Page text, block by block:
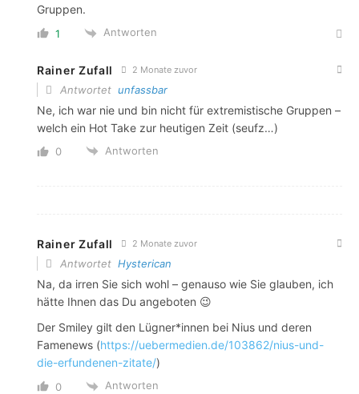
Gruppen.
1 Antworten
Rainer Zufall 2 Monate zuvor
Antwortet unfassbar
Ne, ich war nie und bin nicht für extremistische Gruppen –
welch ein Hot Take zur heutigen Zeit (seufz…)
0 Antworten
Rainer Zufall 2 Monate zuvor
Antwortet Hysterican
Na, da irren Sie sich wohl – genauso wie Sie glauben, ich
hätte Ihnen das Du angeboten 😉
Der Smiley gilt den Lügner*innen bei Nius und deren
Famenews (https://uebermedien.de/103862/nius-und-
die-erfundenen-zitate/)
0 Antworten